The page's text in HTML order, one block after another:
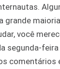
grande
você
segunda-
comentários